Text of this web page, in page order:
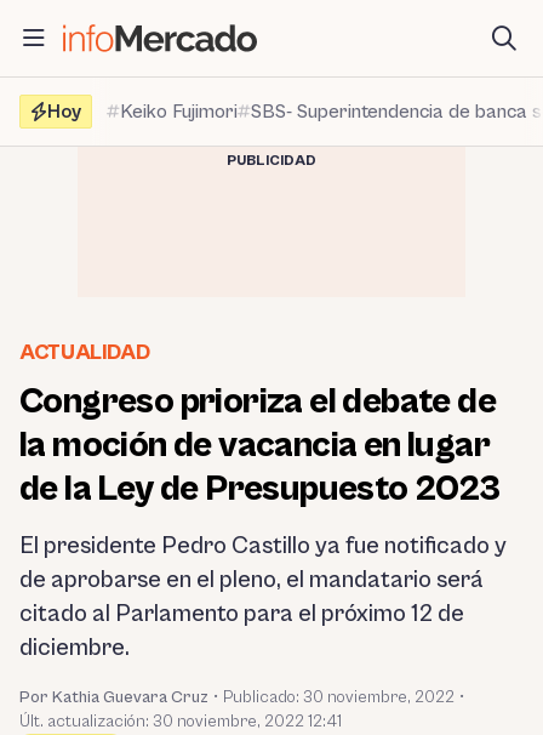
contenido
Hoy
Keiko Fujimori SBS- Superintendencia de banca
PUBLICIDAD
ACTUALIDAD
Congreso prioriza el debate de
la moción de vacancia en lugar
de la Ley de Presupuesto 2023
El presidente Pedro Castillo ya fue notificado y
de aprobarse en el pleno, el mandatario será
citado al Parlamento para el próximo 12 de
diciembre.
Por Kathia Guevara Cruz • Publicado: 30 noviembre, 2022 •
Últ. actualización: 30 noviembre, 2022 12:41